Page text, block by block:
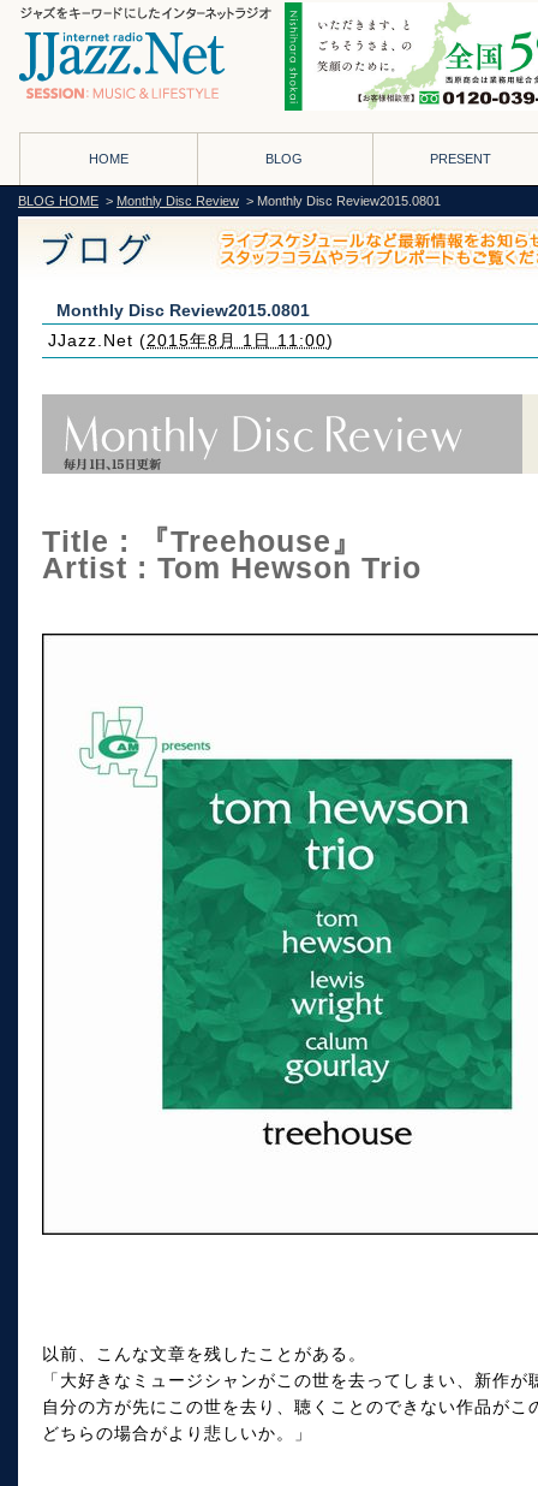
HOME BLOG PRESENT
BLOG HOME > Monthly Disc Review > Monthly Disc Review2015.0801
Monthly Disc Review2015.0801
JJazz.Net (2015年8月 1日 11:00)
Title : 『Treehouse』
Artist : Tom Hewson Trio
以前、こんな文章を残したことがある。
「大好きなミュージシャンがこの世を去ってしまい、新作
自分の方が先にこの世を去り、聴くことのできない作品がこ
どちらの場合がより悲しいか。」